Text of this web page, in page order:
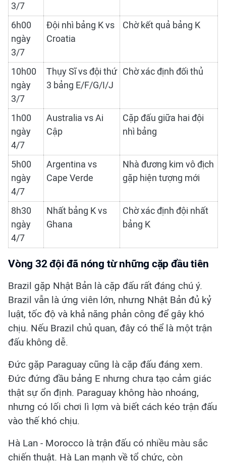
3/7
6h00
ngày
3/7
Đội nhì bảng K vs
Croatia
Chờ kết quả bảng K
10h00
ngày
3/7
Thụy Sĩ vs đội thứ
3 bảng E/F/G/I/J
Chờ xác định đối thủ
1h00
ngày
4/7
Australia vs Ai
Cập
Cặp đấu giữa hai đội
nhì bảng
5h00
ngày
4/7
Argentina vs
Cape Verde
Nhà đương kim vô địch
gặp hiện tượng mới
8h30
ngày
4/7
Nhất bảng K vs
Ghana
Chờ xác định đội nhất
bảng K
Vòng 32 đội đã nóng từ những cặp đầu tiên
Brazil gặp Nhật Bản là cặp đấu rất đáng chú ý.
Brazil vẫn là ứng viên lớn, nhưng Nhật Bản đủ kỷ
luật, tốc độ và khả năng phản công để gây khó
chịu. Nếu Brazil chủ quan, đây có thể là một trận
đấu không dễ.
Đức gặp Paraguay cũng là cặp đấu đáng xem.
Đức đứng đầu bảng E nhưng chưa tạo cảm giác
thật sự ổn định. Paraguay không hào nhoáng,
nhưng có lối chơi lì lợm và biết cách kéo trận đấu
vào thế khó chịu.
Hà Lan - Morocco là trận đấu có nhiều màu sắc
chiến thuật. Hà Lan mạnh về tổ chức, còn